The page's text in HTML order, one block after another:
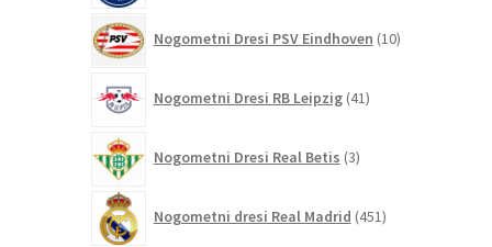
Nogometni Dresi PSV Eindhoven 10izdelkov
Nogometni Dresi RB Leipzig 41izdelkov
Nogometni Dresi Real Betis 3izdelki
Nogometni dresi Real Madrid 451izdelkov